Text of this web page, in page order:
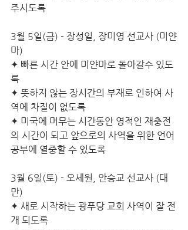
주시도록
3월 5일(금) - 장성일, 장미영 선교사 (미얀
마)
✦ 빠른 시간 안에 미얀마로 돌아갈수 있도
록
✦ 뜻하지 않는 장시간의 부재로 인하여 사
역에 차질이 없도록
✦ 미국에 머무는 시간동안 영적인 재충전
의 시간이 되고 앞으로의 사역을 위한 언어
공부에 열중할 수 있도록
3월 6일(토) - 오세원, 안승교 선교사 (대
만)
✦ 새로 시작하는 광푸당 교회 사역이 잘 전
개 되도록